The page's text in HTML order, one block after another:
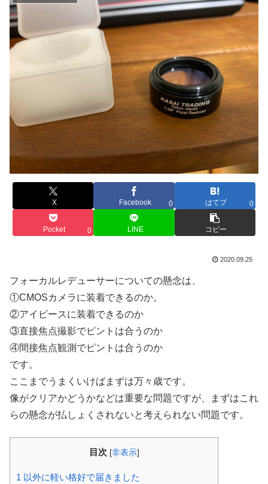
X Facebook 0 はてブ 0
Pocket 0 LINE コピー
2020.09.25
フォーカルレデューサーについての懸念は、
①CMOSカメラに装着できるのか。
②アイピースに装着できるのか
③直接焦点撮影でピントは合うのか
④間接焦点観測でピントは合うのか
です。
ここまでうまくいけばまずは万々歳です。
像がクリアかどうかなどは重要な問題ですが、まずはこれ
らの懸念が払しょくされないと考えられない問題です。
目次 [非表示]
1 以外に軽い格好で届きました